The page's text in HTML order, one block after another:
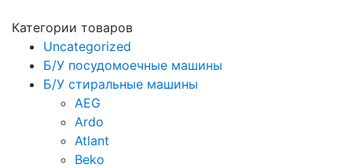
Категории товаров
Uncategorized
Б/У посудомоечные машины
Б/У стиральные машины
AEG
Ardo
Atlant
Beko